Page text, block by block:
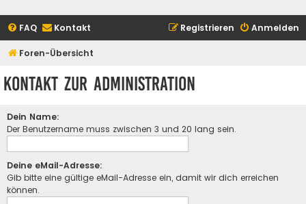
FAQ Kontakt Anmelden
Registrieren
Foren-Übersicht
Kontakt zur Administration
Dein Name:
Der Benutzername muss zwischen 3 und 20 lang sein.
Deine eMail-Adresse:
Gib bitte eine gültige eMail-Adresse ein, damit wir dich erreichen
können.